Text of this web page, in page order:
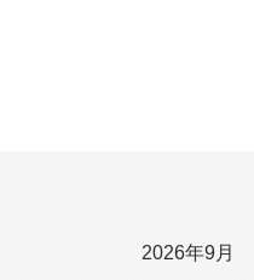
2026年9月